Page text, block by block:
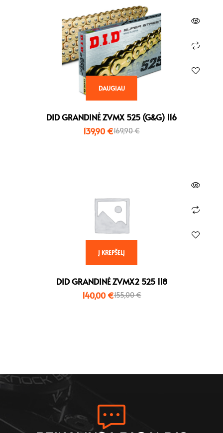
DAUGIAU
DID GRANDINĖ ZVMX 525 (G&G) 116
169,90€
139,90 €
Į KREPŠELĮ
DID GRANDINĖ ZVMX2 525 118
155,00€
140,00 €